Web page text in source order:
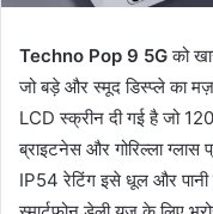
Techno Pop 9 5Gको
जो बड़े और स्मूद डिस्प्ले का
LCD स्क्रीन दी गई है जो
ब्राइटनेस और गोरिल्ला
IP54 रेटिंग इसे धूल और पानी